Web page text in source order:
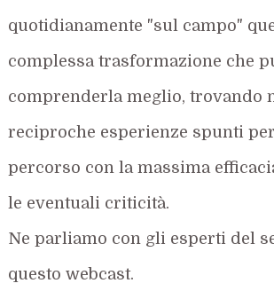
quotidianamente "sul campo"
complessa trasformazione che
comprenderla meglio, trovando
reciproche esperienze spunti
percorso con la massima
le eventuali criticità.
Ne parliamo con gli esperti del
questo webcast.